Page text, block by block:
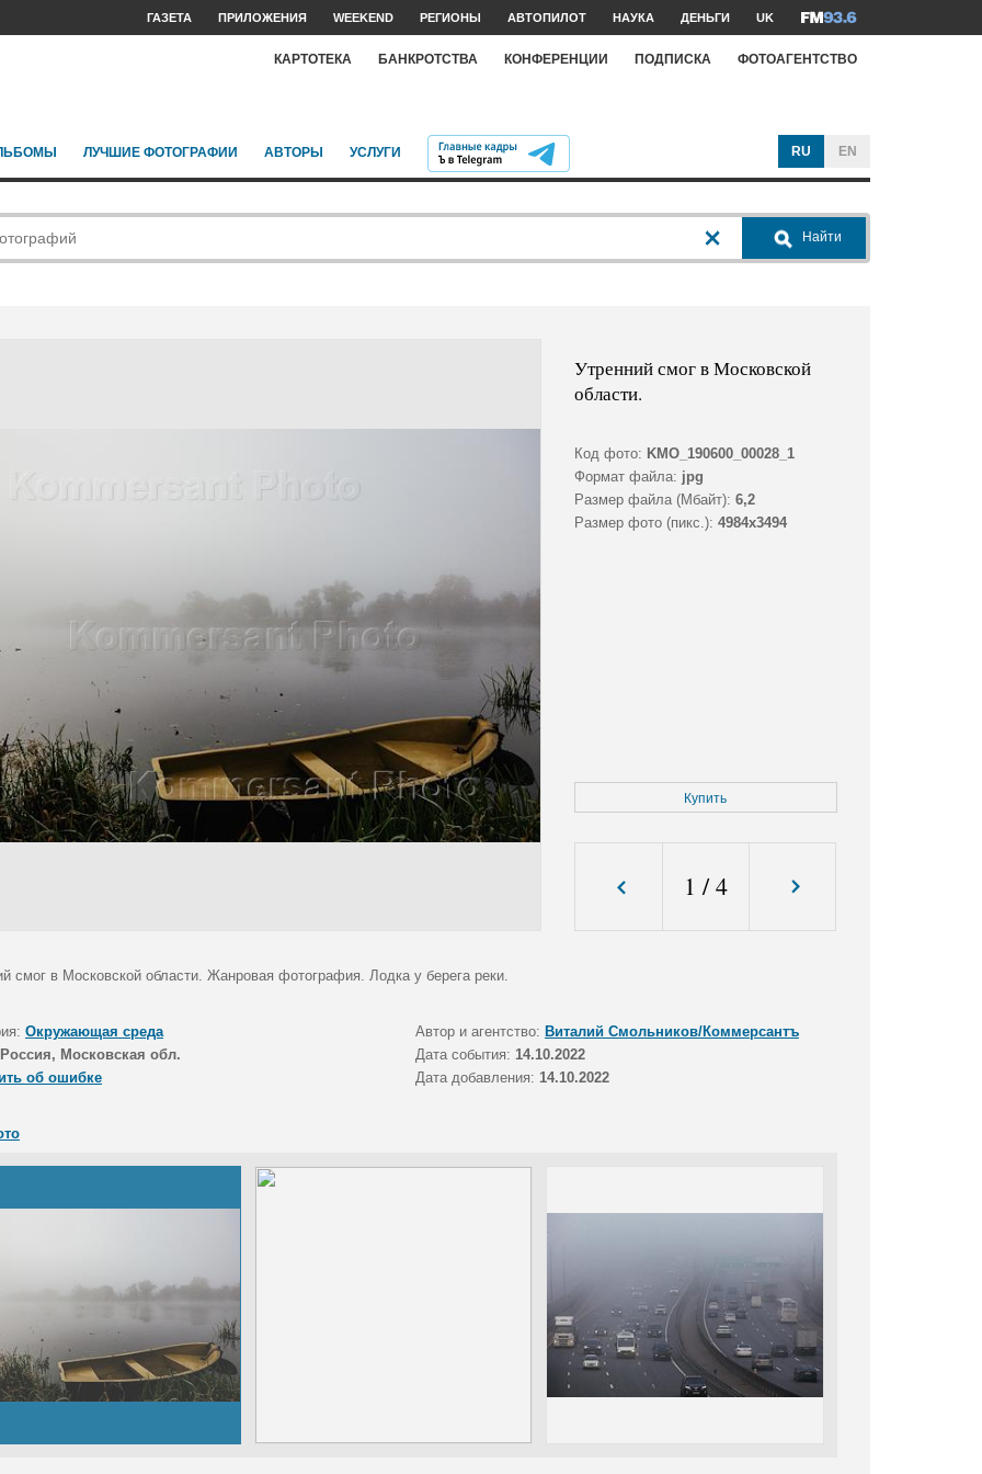
ГАЗЕТА ПРИЛОЖЕНИЯ WEEKEND РЕГИОНЫ АВТОПИЛОТ НАУКА ДЕНЬГИ UK
КАРТОТЕКА БАНКРОТСТВА КОНФЕРЕНЦИИ ПОДПИСКА ФОТОАГЕНТСТВО
ЛУЧШИЕ ФОТОГРАФИИ АВТОРЫ УСЛУГИ RU EN
Найти
Утренний смог в Московской
области.
Код фото: KMO_190600_00028_1
Формат файла: jpg
Размер файла (Мбайт): 6,2
Размер фото (пикс.): 4984x3494
Купить
1 /4
смог в Московской области. Жанровая фотография. Лодка у берега реки.
Окружающая среда Автор и агентство: Виталий Смольников/Коммерсантъ
Россия, Московская обл. Дата события: 14.10.2022
об ошибке
Дата добавления: 14.10.2022